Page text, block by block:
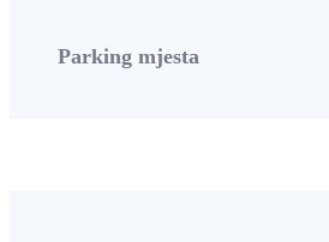
Parking mjesta